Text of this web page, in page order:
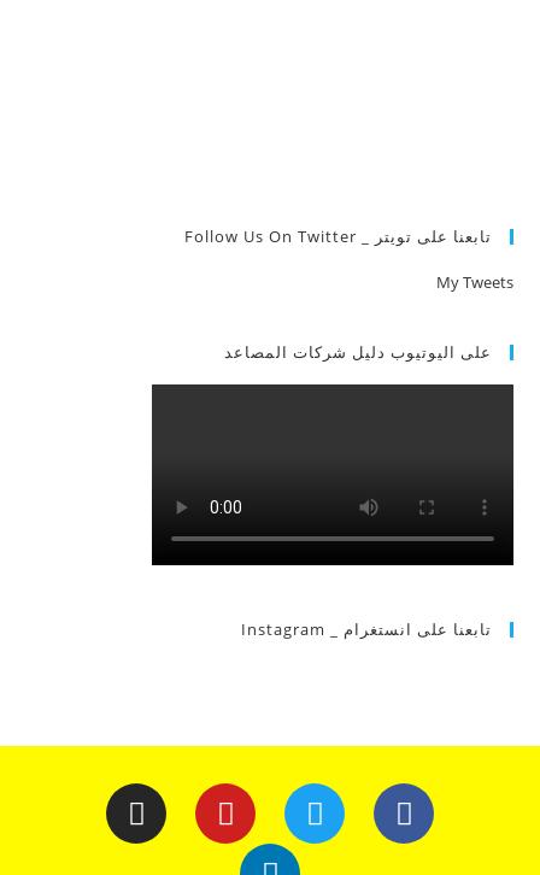
تابعنا على تويتر _ Follow Us On Twitter
My Tweets
على اليوتيوب دليل شركات المصاعد
تابعنا على انستغرام _ Instagram